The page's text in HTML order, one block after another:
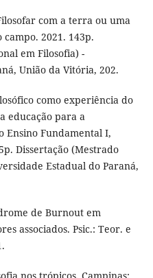
com a terra ou uma
2021. 143p.
em Filosofia) -
União da Vitória, 202.
como experiência do
educação para a
Ensino Fundamental I,
Dissertação (Mestrado
Estadual do Paraná,
de Burnout em
associados. Psic.: Teor. e